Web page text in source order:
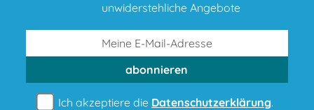
unwiderstehliche Angebote
abonnieren
Ich akzeptiere die Datenschutzerklärung.